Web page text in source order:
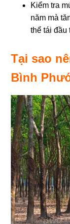
Kiểm tra
năm mà
thể tái đầu
Tại sao
Bình